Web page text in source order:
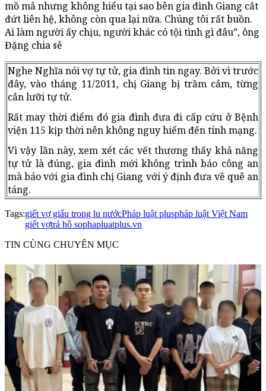
mồ mả nhưng không hiểu tại sao bên gia đình Giang cắt
đứt liên hệ, không còn qua lại nữa. Chúng tôi rất buồn.
Ai làm người ấy chịu, người khác có tội tình gì đâu”, ông
Đặng chia sẻ
Nghe Nghĩa nói vợ tự tử, gia đình tin ngay. Bởi vì trước
đây, vào tháng 11/2011, chị Giang bị trầm cảm, từng
cắn lưỡi tự tử.
Rất may thời điểm đó gia đình đưa đi cấp cứu ở Bệnh
viện 115 kịp thời nên không nguy hiểm đến tính mạng.
Vì vậy lần này, xem xét các vết thương thấy khả năng
tự tử là đúng, gia đình mới không trình báo công an
mà báo với gia đình chị Giang với ý định đưa về quê an
táng.
Tags:giết vợ giấu trong lu nướcPháp luật pluspháp luật Việt Nam
giết vợtrả hồ sophapluatplus.vn
TIN CÙNG CHUYÊN MỤC